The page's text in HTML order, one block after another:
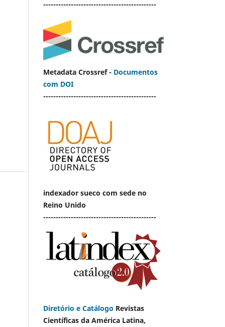
---------------------------------------------
Metadata Crossref - Documentos
com DOI
---------------------------------------------
indexador sueco com sede no
Reino Unido
---------------------------------------------
Diretório e Catálogo Revistas
Científicas da América Latina,